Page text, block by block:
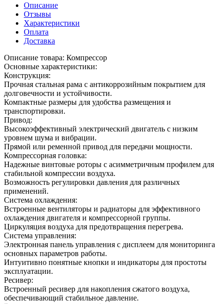
Описание
Отзывы
Характеристики
Оплата
Доставка
Описание товара: Компрессор
Основные характеристики:
Конструкция:
Прочная стальная рама с антикоррозийным покрытием для
долговечности и устойчивости.
Компактные размеры для удобства размещения и
транспортировки.
Привод:
Высокоэффективный электрический двигатель с низким
уровнем шума и вибрации.
Прямой или ременной привод для передачи мощности.
Компрессорная головка:
Надежные винтовые роторы с асимметричным профилем для
стабильной компрессии воздуха.
Возможность регулировки давления для различных
применений.
Система охлаждения:
Встроенные вентиляторы и радиаторы для эффективного
охлаждения двигателя и компрессорной группы.
Циркуляция воздуха для предотвращения перегрева.
Система управления:
Электронная панель управления с дисплеем для мониторинга
основных параметров работы.
Интуитивно понятные кнопки и индикаторы для простоты
эксплуатации.
Ресивер:
Встроенный ресивер для накопления сжатого воздуха,
обеспечивающий стабильное давление.